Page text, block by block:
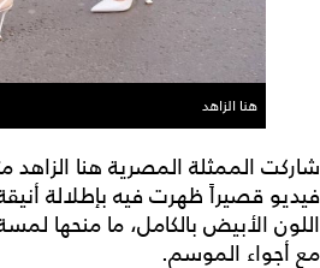
هنا الزاهد
شاركت الممثلة المصرية هنا الزاهد
فيديو قصيراً ظهرت فيه بإطلالة
اللون الأبيض بالكامل، ما منحها
مع أجواء الموسم.